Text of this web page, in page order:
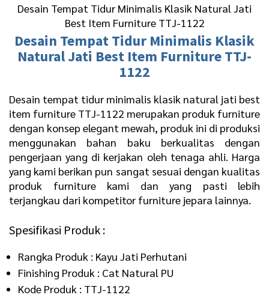
Desain Tempat Tidur Minimalis Klasik Natural Jati
Best Item Furniture TTJ-1122
Desain Tempat Tidur Minimalis Klasik
Natural Jati Best Item Furniture TTJ-
1122
Desain tempat tidur minimalis klasik natural jati best
item furniture TTJ-1122 merupakan produk furniture
dengan konsep elegant mewah, produk ini di produksi
menggunakan bahan baku berkualitas dengan
pengerjaan yang di kerjakan oleh tenaga ahli. Harga
yang kami berikan pun sangat sesuai dengan kualitas
produk furniture kami dan yang pasti lebih
terjangkau dari kompetitor furniture jepara lainnya.
Spesifikasi Produk :
Rangka Produk : Kayu Jati Perhutani
Finishing Produk : Cat Natural PU
Kode Produk : TTJ-1122